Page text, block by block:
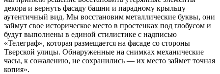
декора и вернуть фасаду башни и парадному крыльцу
аутентичный вид. Мы восстановим металлические буквы, они
займут свое историческое место в простенках под глобусом и
будут выполнены в единой стилистике с надписью
«Телеграф», которая размещается на фасаде со стороны
Тверской улицы. Обнаруженные на снимках механические
часы, к сожалению, не сохранились — их место займет точная
копия».